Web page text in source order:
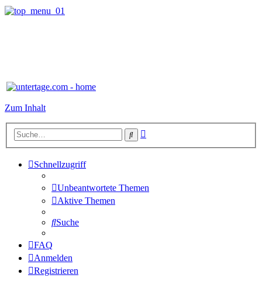
Zum Inhalt
Suche
Schnellzugriff
Unbeantwortete Themen
Aktive Themen
Suche
FAQ
Anmelden
Registrieren